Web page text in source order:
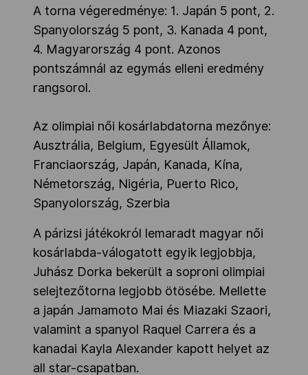
A torna végeredménye: 1. Japán 5 pont, 2.
Spanyolország 5 pont, 3. Kanada 4 pont,
4. Magyarország 4 pont. Azonos
pontszámnál az egymás elleni eredmény
rangsorol.
Az olimpiai női kosárlabdatorna mezőnye:
Ausztrália, Belgium, Egyesült Államok,
Franciaország, Japán, Kanada, Kína,
Németország, Nigéria, Puerto Rico,
Spanyolország, Szerbia
A párizsi játékokról lemaradt magyar női
kosárlabda-válogatott egyik legjobbja,
Juhász Dorka bekerült a soproni olimpiai
selejtezőtorna legjobb ötösébe. Mellette
a japán Jamamoto Mai és Miazaki Szaori,
valamint a spanyol Raquel Carrera és a
kanadai Kayla Alexander kapott helyet az
all star-csapatban.